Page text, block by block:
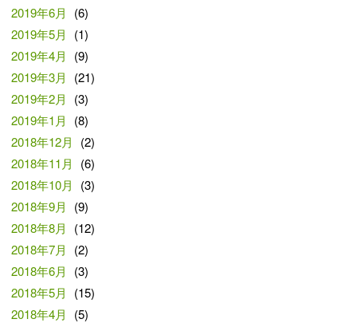
2019年6月
(6)
2019年5月
(1)
2019年4月
(9)
2019年3月
(21)
2019年2月
(3)
2019年1月
(8)
2018年12月
(2)
2018年11月
(6)
2018年10月
(3)
2018年9月
(9)
2018年8月
(12)
2018年7月
(2)
2018年6月
(3)
2018年5月
(15)
2018年4月
(5)